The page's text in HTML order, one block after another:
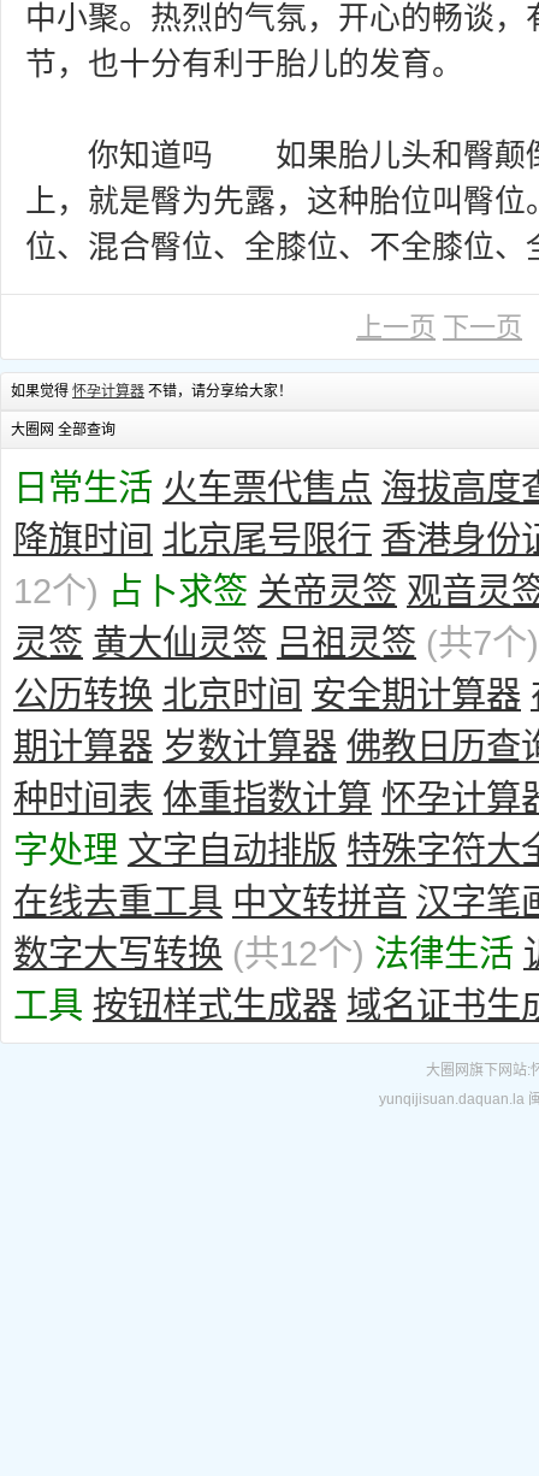
中小聚。热烈的气氛，开心的畅谈
节，也十分有利于胎儿的发育。
你知道吗 如果胎儿头和臀颠倒
上，就是臀为先露，这种胎位叫臀
位、混合臀位、全膝位、不全膝位、
上一页 下一页
如果觉得 怀孕计算器 不错，请分享给大家！
大圈网 全部查询
日常生活 火车票代售点 海拔高度
降旗时间 北京尾号限行 香港身份
12个) 占卜求签 关帝灵签 观音灵
灵签 黄大仙灵签 吕祖灵签 (共7个)
公历转换 北京时间 安全期计算器
期计算器 岁数计算器 佛教日历查
种时间表 体重指数计算 怀孕计算
字处理 文字自动排版 特殊字符大
在线去重工具 中文转拼音 汉字笔
数字大写转换 (共12个) 法律生活
工具 按钮样式生成器 域名证书生
大圈网旗下网站:
yunqijisuan.daquan.la